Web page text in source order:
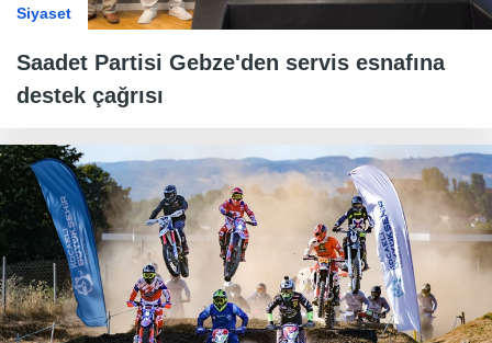
Siyaset
Saadet Partisi Gebze'den servis esnafına
destek çağrısı